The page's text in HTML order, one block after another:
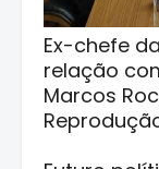
Ex-chefe
relação
Marcos